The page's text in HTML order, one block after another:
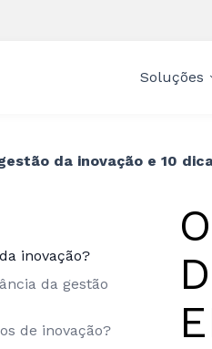
Soluções
da inovação e 10
inovação?
da gestão
de inovação?